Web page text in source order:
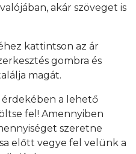
akár szöveget is
kattintson az ár
gombra és
magát.
a lehető
fel! Amennyiben
szeretne
előtt vegye fel velünk a